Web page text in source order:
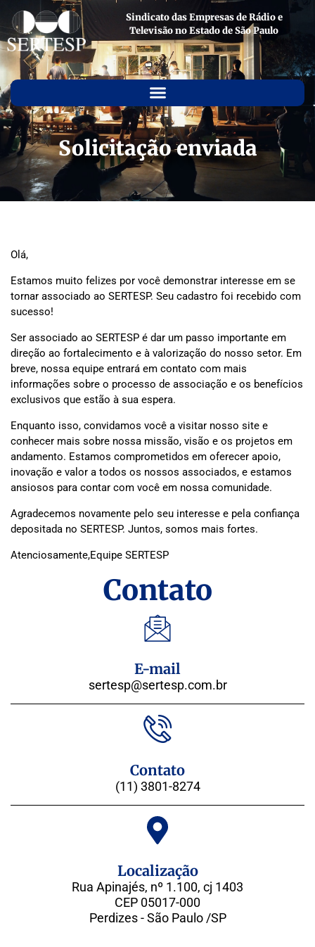
Sindicato das Empresas de Rádio e
Televisão no Estado de São Paulo
Solicitação enviada
Contato
E-mail
sertesp@sertesp.com.br
Contato
(11) 3801-8274
Localização
Rua Apinajés, nº 1.100, cj 1403
CEP 05017-000
Perdizes - São Paulo /SP
Olá,
Estamos muito felizes por você demonstrar interesse em se
tornar associado ao SERTESP. Seu cadastro foi recebido com
sucesso!
Ser associado ao SERTESP é dar um passo importante em
direção ao fortalecimento e à valorização do nosso setor. Em
breve, nossa equipe entrará em contato com mais
informações sobre o processo de associação e os benefícios
exclusivos que estão à sua espera.
Enquanto isso, convidamos você a visitar nosso site e
conhecer mais sobre nossa missão, visão e os projetos em
andamento. Estamos comprometidos em oferecer apoio,
inovação e valor a todos os nossos associados, e estamos
ansiosos para contar com você em nossa comunidade.
Agradecemos novamente pelo seu interesse e pela confiança
depositada no SERTESP. Juntos, somos mais fortes.
Atenciosamente,Equipe SERTESP